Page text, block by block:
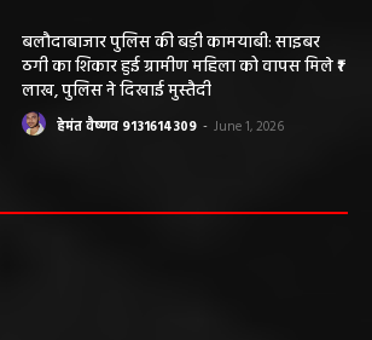
बलौदाबाजार पुलिस की बड़ी कामयाबी: साइबर
ठगी का शिकार हुई ग्रामीण महिला को वापस मिले ₹1
लाख, पुलिस ने दिखाई मुस्तैदी
हेमंत वैष्णव 9131614309 - June 1, 2026